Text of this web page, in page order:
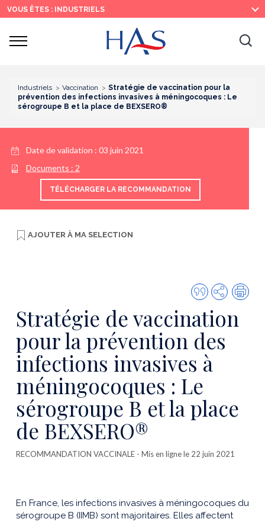
Recherche
Menu
principal
Contenu
principal
VOUS ÊTES : INDUSTRIELS
Ouvrir
Industriels Vaccination
Stratégie de vaccination pour la
prévention des infections invasives à méningocoques : Le
sérogroupe B et la place de BEXSERO®
Date de validation : 03 juin 2021
Documents : 2
TÉLÉCHARGER LA RECOMMANDATION
AJOUTER À MA SELECTION
Citer
cette
publication
Partager
Stratégie de vaccination
pour la prévention des
infections invasives à
méningocoques : Le
sérogroupe B et la place
de BEXSERO®
RECOMMANDATION VACCINALE - Mis en ligne le 22 juin 2021
En France, les infections invasives à méningocoques du
sérogroupe B (IIMB) sont majoritaires. Elles affectent